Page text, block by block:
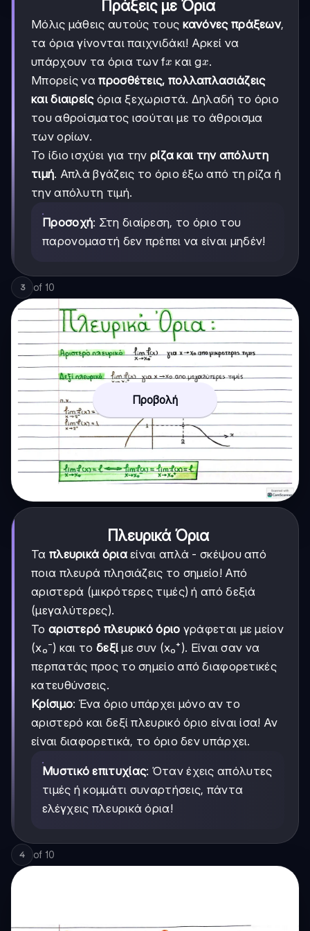
Πράξεις με Όρια
Μόλις μάθεις αυτούς τους κανόνες πράξεων,
τα όρια γίνονται παιχνιδάκι! Αρκεί να
υπάρχουν τα όρια των fx
x και gx
x.
Μπορείς ναπροσθέτεις, πολλαπλασιάζεις
και διαιρείςόρια ξεχωριστά. Δηλαδή το όριο
του αθροίσματος ισούται με το άθροισμα
των ορίων.
Το ίδιο ισχύει για την ρίζα και την απόλυτη
τιμή. Απλά βγάζεις το όριο έξω από τη ρίζα ή
την απόλυτη τιμή.
Προσοχή: Στη διαίρεση, το όριο του
παρονομαστή δεν πρέπει να είναι μηδέν!
3 of 10
Προβολή
Πλευρικά Όρια
Τα πλευρικά όριαείναι απλά - σκέψου από
ποια πλευρά πλησιάζεις το σημείο! Από
αριστερά (μικρότερες τιμές) ή από δεξιά
(μεγαλύτερες).
Το αριστερό πλευρικό όριο γράφεται με μείον
(x₀⁻) και το δεξί με συν (x₀⁺). Είναι σαν να
περπατάς προς το σημείο από διαφορετικές
κατευθύνσεις.
Κρίσιμο: Ένα όριο υπάρχει μόνο αν το
αριστερό και δεξί πλευρικό όριο είναι ίσα! Αν
είναι διαφορετικά, το όριο δεν υπάρχει.
Μυστικό επιτυχίας: Όταν έχεις απόλυτες
τιμές ή κομμάτι συναρτήσεις, πάντα
ελέγχεις πλευρικά όρια!
4 of 10